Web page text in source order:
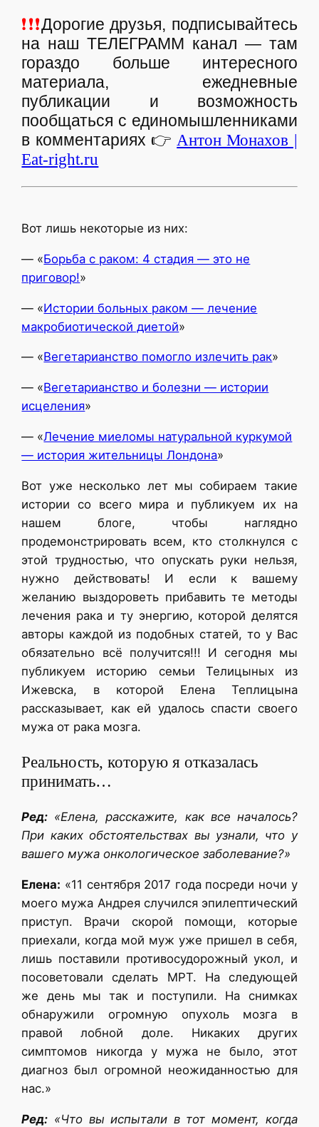
❗❗❗Дорогие друзья, подписывайтесь
на наш ТЕЛЕГРАММ канал — там
гораздо больше интересного
материала, ежедневные
публикации и возможность
пообщаться с единомышленниками
в комментариях 👉Антон Монахов |
Eat-right.ru
Вот лишь некоторые из них:
— «Борьба с раком: 4 стадия — это не
приговор!»
— «Истории больных раком — лечение
макробиотической диетой»
— «Вегетарианство помогло излечить рак»
— «Вегетарианство и болезни — истории
исцеления»
— «Лечение миеломы натуральной куркумой
— история жительницы Лондона»
Вот уже несколько лет мы собираем такие
истории со всего мира и публикуем их на
нашем блоге, чтобы наглядно
продемонстрировать всем, кто столкнулся с
этой трудностью, что опускать руки нельзя,
нужно действовать! И если к вашему
желанию выздороветь прибавить те методы
лечения рака и ту энергию, которой делятся
авторы каждой из подобных статей, то у Вас
обязательно всё получится!!! И сегодня мы
публикуем историю семьи Телицыных из
Ижевска, в которой Елена Теплицына
рассказывает, как ей удалось спасти своего
мужа от рака мозга.
Реальность, которую я отказалась
принимать…
Ред: «Елена, расскажите, как все началось?
При каких обстоятельствах вы узнали, что у
вашего мужа онкологическое заболевание?»
Елена: «11 сентября 2017 года посреди ночи у
моего мужа Андрея случился эпилептический
приступ. Врачи скорой помощи, которые
приехали, когда мой муж уже пришел в себя,
лишь поставили противосудорожный укол, и
посоветовали сделать МРТ. На следующей
же день мы так и поступили. На снимках
обнаружили огромную опухоль мозга в
правой лобной доле. Никаких других
симптомов никогда у мужа не было, этот
диагноз был огромной неожиданностью для
нас.»
Ред: «Что вы испытали в тот момент, когда